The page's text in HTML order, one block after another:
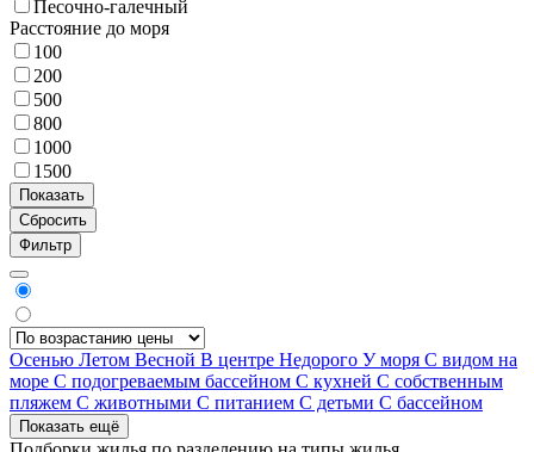
Песочно-галечный
Расстояние до моря
100
200
500
800
1000
1500
Фильтр
Осенью Летом Весной В центре Недорого У моря С видом на
море С подогреваемым бассейном С кухней С собственным
пляжем С животными С питанием С детьми С бассейном
Показать ещё